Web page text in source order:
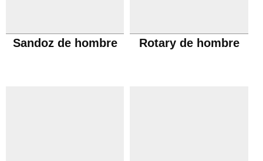
Sandoz de hombre Rotary de hombre